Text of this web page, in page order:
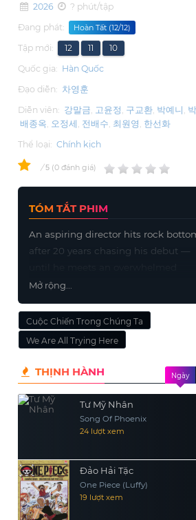
2026
? phút/tập
Đang phát:
Hoàn Tất (12/12)
Tập mới: 12 11
10
Quốc gia: Hàn Quốc
Đạo diễn: 차영훈
Diễn viên: 강말금 고윤정 구교환 박예니
배종옥 오정세 전배수 최원영 한선화
Thể loại: Chính kịch
/ 5 0 đánh giá
TÓM TẮT PHIM
An aspiring director hits rock
after 20 years chasing his debut —
producer who helps him rediscover
Mở rộng...
Cuộc Chiến Trong Chúng Ta
We Are All Trying Here
THỊNH HÀNH Ngày
Tư Mỹ Nhân
Song Of Phoenix
24 lượt xem
Đảo Hải Tặc
One Piece (Luffy)
19 lượt xem